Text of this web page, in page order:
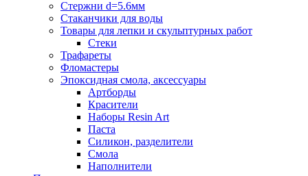
Стержни d=5.6мм
Стаканчики для воды
Товары для лепки и скульптурных работ
Стеки
Трафареты
Фломастеры
Эпоксидная смола, аксессуары
Артборды
Красители
Наборы Resin Art
Паста
Силикон, разделители
Смола
Наполнители